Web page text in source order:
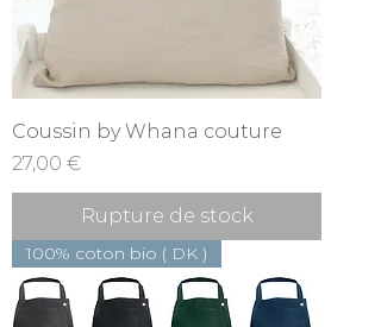
Coussin by Whana couture
Prix
27,00 €
Rupture de stock
100% coton bio ( DK )